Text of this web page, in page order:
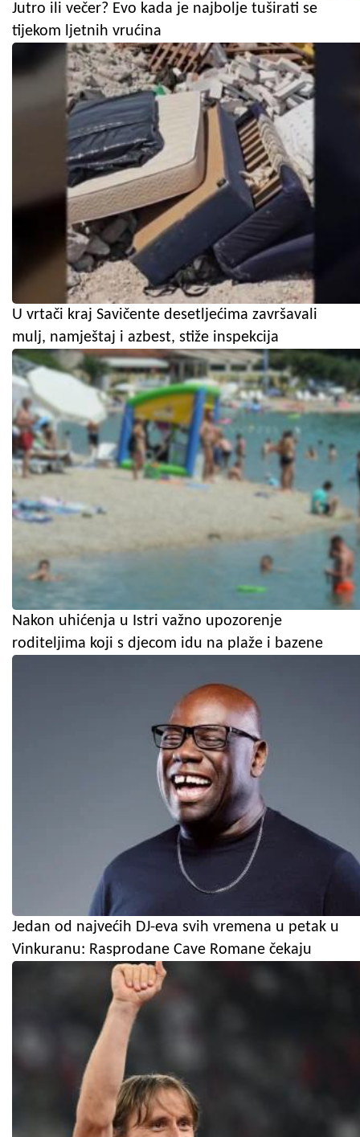
Jutro ili večer? Evo kada je najbolje tuširati se
tijekom ljetnih vrućina
U vrtači kraj Savičente desetljećima završavali
mulj, namještaj i azbest, stiže inspekcija
Nakon uhićenja u Istri važno upozorenje
roditeljima koji s djecom idu na plaže i bazene
Jedan od najvećih DJ-eva svih vremena u petak u
Vinkuranu: Rasprodane Cave Romane čekaju